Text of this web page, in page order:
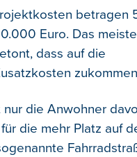
betragen
Euro. Das meiste
dass auf die
die Anwohner
die mehr Platz auf